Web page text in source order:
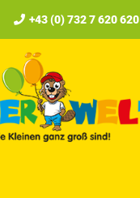
+43 (0) 732 7 620 620